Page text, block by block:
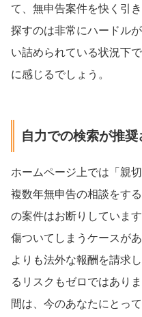
て、無申告案件を快く引
探すのは非常にハードル
い詰められている状況下
に感じるでしょう。
自力での検索が推
ホームページ上では「親
複数年無申告の相談をす
の案件はお断りしていま
傷ついてしまうケースが
よりも法外な報酬を請求
るリスクもゼロではあり
間は、今のあなたにとっ